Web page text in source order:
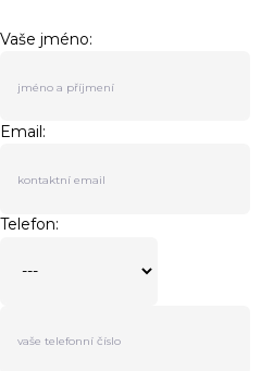
Vaše jméno:
Email:
Telefon: